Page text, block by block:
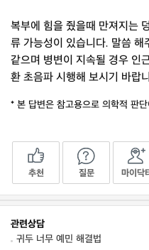
복부에 힘을 줬을때 만져지는
류 가능성이 있습니다. 말씀 해
같으며 병변이 지속될 경우 인
환 초음파 시행해 보시기 바랍
* 본 답변은 참고용으로 의학적 판
추천 질문 마이닥
관련상담
귀두 너무 예민 해결법